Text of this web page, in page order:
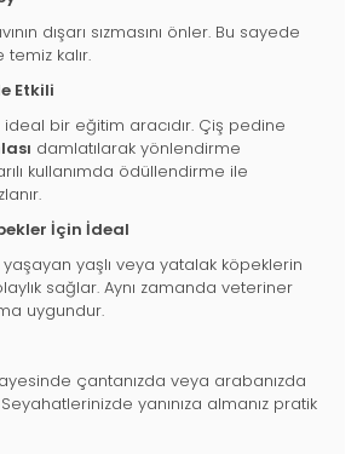
dışarı sızmasını önler. Bu sayede
kalır.
Etkili
bir eğitim aracıdır. Çiş pedine
damlatılarak yönlendirme
kullanımda ödüllendirme ile
İçin İdeal
yaşlı veya yatalak köpeklerin
sağlar. Aynı zamanda veteriner
uygundur.
çantanızda veya arabanızda
yanınıza almanız pratik